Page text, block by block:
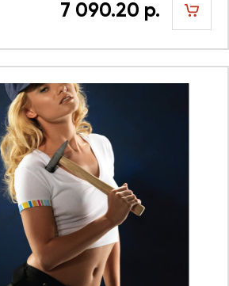
7 090.20 р.